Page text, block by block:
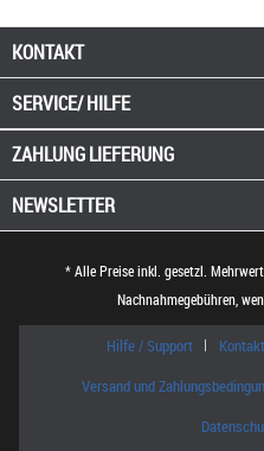
KONTAKT
SERVICE/ HILFE
ZAHLUNGLIEFERUNG
NEWSLETTER
* Alle Preise inkl. gesetzl.
Nachnahmegebühren,
Hilfe / Support Kontakt
Versand und